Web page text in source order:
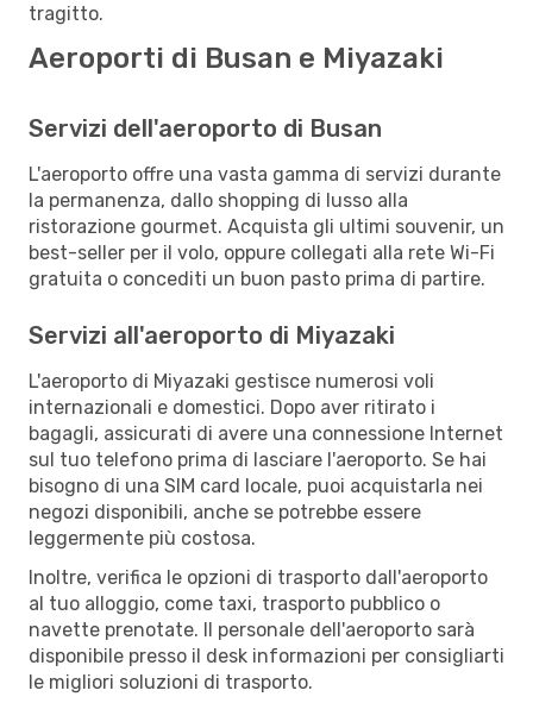
tragitto.
Aeroporti di Busan e Miyazaki
Servizi dell'aeroporto di Busan
L'aeroporto offre una vasta gamma di servizi durante
la permanenza, dallo shopping di lusso alla
ristorazione gourmet. Acquista gli ultimi souvenir, un
best-seller per il volo, oppure collegati alla rete Wi-Fi
gratuita o concediti un buon pasto prima di partire.
Servizi all'aeroporto di Miyazaki
L'aeroporto di Miyazaki gestisce numerosi voli
internazionali e domestici. Dopo aver ritirato i
bagagli, assicurati di avere una connessione Internet
sul tuo telefono prima di lasciare l'aeroporto. Se hai
bisogno di una SIM card locale, puoi acquistarla nei
negozi disponibili, anche se potrebbe essere
leggermente più costosa.
Inoltre, verifica le opzioni di trasporto dall'aeroporto
al tuo alloggio, come taxi, trasporto pubblico o
navette prenotate. Il personale dell'aeroporto sarà
disponibile presso il desk informazioni per consigliarti
le migliori soluzioni di trasporto.